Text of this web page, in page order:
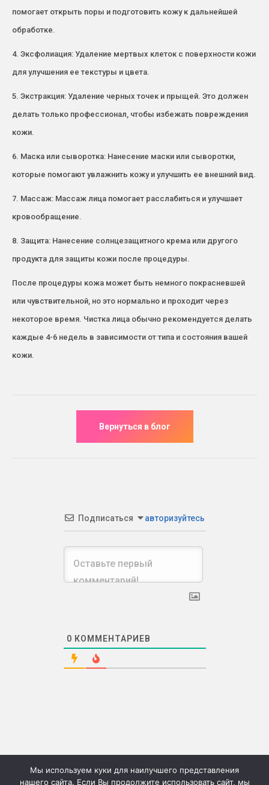
помогает открыть поры и подготовить кожу к дальнейшей
обработке.
4. Эксфолиация: Удаление мертвых клеток с поверхности кожи
для улучшения ее текстуры и цвета.
5. Экстракция: Удаление черных точек и прыщей. Это должен
делать только профессионал, чтобы избежать повреждения
кожи.
6. Маска или сыворотка: Нанесение маски или сыворотки,
которые помогают увлажнить кожу и улучшить ее внешний вид.
7. Массаж: Массаж лица помогает расслабиться и улучшает
кровообращение.
8. Защита: Нанесение солнцезащитного крема или другого
продукта для защиты кожи после процедуры.
После процедуры кожа может быть немного покрасневшей
или чувствительной, но это нормально и проходит через
некоторое время. Чистка лица обычно рекомендуется делать
каждые 4-6 недель в зависимости от типа и состояния вашей
кожи.
Подписаться авторизуйтесь
0 КОММЕНТАРИЕВ
Мы используем куки для наилучшего представления
нашего сайта. Если Вы продолжите использовать сайт, мы